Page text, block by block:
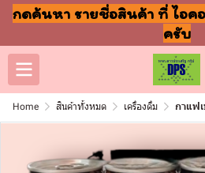
กดค้นหา รายชื่อสินค้า ที่ ไอค
ครับ
Home สินค้าทั้งหมด เครื่องดื่ม กาแฟ